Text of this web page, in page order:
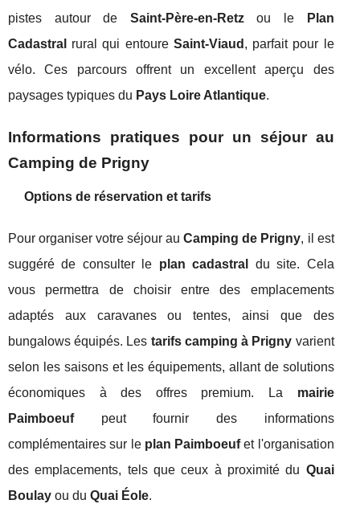
pistes autour de Saint-Père-en-Retzou le
Plan
Cadastral
rural qui entoure Saint-Viaud , parfait pour le
vélo. Ces parcours offrent un excellent aperçu des
paysages typiques du Pays Loire Atlantique.
Informations pratiques pour un séjour au
Camping de Prigny
Options de réservation et tarifs
Pour organiser votre séjour auCamping de Prigny, il est
suggéré de consulter le plan cadastral
du site. Cela
vous permettra de choisir entre des emplacements
adaptés aux caravanes ou tentes, ainsi que des
bungalows équipés. Les tarifs camping à Prigny varient
selon les saisons et les équipements, allant de solutions
économiques à des offres premium. La mairie
Paimboeufpeut fournir des informations
complémentaires sur le plan Paimboeufet l'organisation
des emplacements, tels que ceux à proximité du Quai
Boulay ou du Quai Éole.